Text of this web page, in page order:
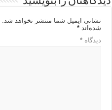
نشانی ایمیل شما منتشر نخواهد شد.
شده‌اند*
دیدگاه*